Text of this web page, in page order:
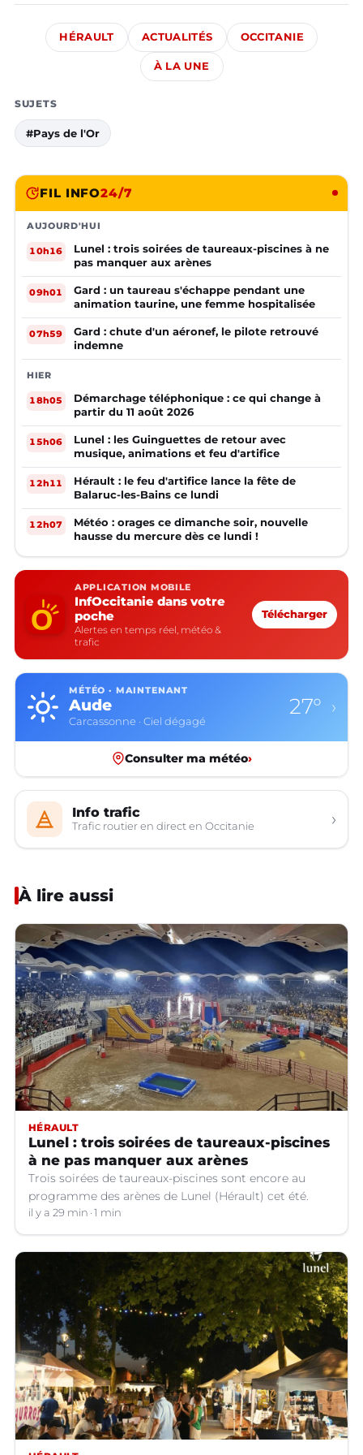
HÉRAULT ACTUALITÉS OCCITANIE
À LA UNE
SUJETS
#Pays de l'Or
FIL INFO24/7
AUJOURD'HUI
10h16
Lunel : trois soirées de taureaux-piscines à ne
pas manquer aux arènes
09h01
Gard : un taureau s'échappe pendant une
animation taurine, une femme hospitalisée
07h59
Gard : chute d'un aéronef, le pilote retrouvé
indemne
HIER
18h05
Démarchage téléphonique : ce qui change à
partir du 11 août 2026
15h06
Lunel : les Guinguettes de retour avec
musique, animations et feu d'artifice
12h11
Hérault : le feu d'artifice lance la fête de
Balaruc-les-Bains ce lundi
12h07
Météo : orages ce dimanche soir, nouvelle
hausse du mercure dès ce lundi !
APPLICATION MOBILE
InfOccitanie dans votre
poche
Alertes en temps réel, météo &
trafic
Télécharger
MÉTÉO · MAINTENANT
Aude
Carcassonne · Ciel dégagé
27° ›
Consulter ma météo›
Info trafic
Trafic routier en direct en Occitanie ›
À lire aussi
HÉRAULT
Lunel : trois soirées de taureaux-piscines
à ne pas manquer aux arènes
Trois soirées de taureaux-piscines sont encore au
programme des arènes de Lunel (Hérault) cet été.
il y a 29 min 1 min